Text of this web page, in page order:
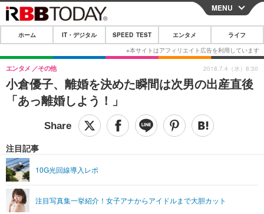
CLOSE
ホーム
IT・デジタル
IT・デジタルTOP スマートフォン
ショッピング その他
SPEED TEST
エンタメTOP 映画・ドラマ
グラビア ブログ
ライフTOP
リリース一覧
プッシュ通知の停止方法
MENU
ホーム IT・デジタル SPEED TEST エンタメ ライフ
小倉優子、離婚を決めた瞬間は次男の出産直後
「あっ離婚しよう！」
エンタメ その他
注目記事
10G光回線導入レポ
注目写真集一挙紹介！女子アナからアイドルまで大胆カット
2018.7.4（水）8:30